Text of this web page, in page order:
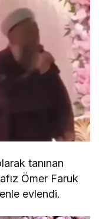
tanınan
Ömer Faruk
evlendi.